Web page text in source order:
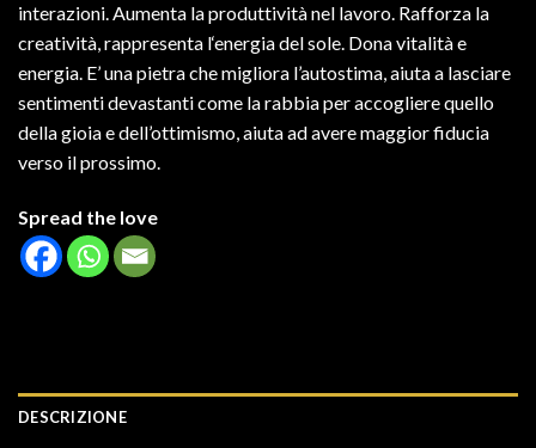
interazioni. Aumenta la produttività nel lavoro. Rafforza la
creatività, rappresenta l‘energia del sole. Dona vitalità e
energia. E’ una pietra che migliora l’autostima, aiuta a lasciare
sentimenti devastanti come la rabbia per accogliere quello
della gioia e dell’ottimismo, aiuta ad avere maggior fiducia
verso il prossimo.
Spread the love
DESCRIZIONE